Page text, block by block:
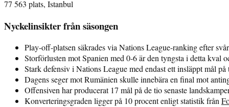
77 563 plats, Istanbul
Nyckelinsikter från säsongen
Play-off-platsen säkrades via Nations League-ranking efter
Storförlusten mot Spanien med 0-6 är den tyngsta i detta kval
Stark defensiv i Nations League med endast ett insläppt mål
Dagens seger mot Rumänien skulle innebära en final mot
Offensiven har producerat 17 mål på de tio senaste
Konverteringsgraden ligger på 10 procent enligt statistik från